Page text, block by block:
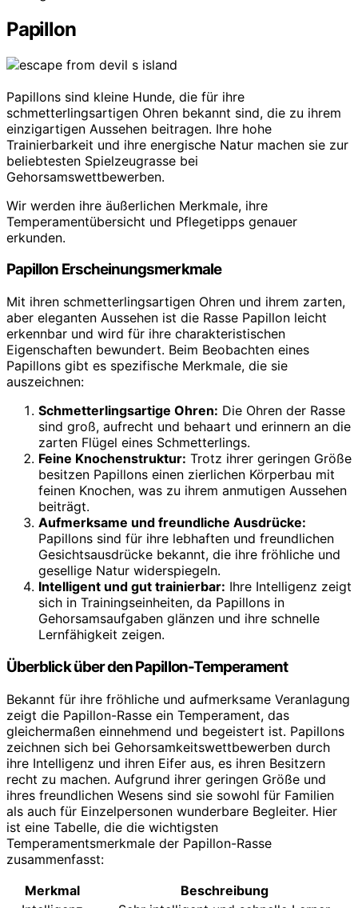
Papillon
Papillons sind kleine Hunde, die für ihre
schmetterlingsartigen Ohren bekannt sind, die zu ihrem
einzigartigen Aussehen beitragen. Ihre hohe
Trainierbarkeit und ihre energische Natur machen sie zur
beliebtesten Spielzeugrasse bei
Gehorsamswettbewerben.
Wir werden ihre äußerlichen Merkmale, ihre
Temperamentübersicht und Pflegetipps genauer
erkunden.
Papillon Erscheinungsmerkmale
Mit ihren schmetterlingsartigen Ohren und ihrem zarten,
aber eleganten Aussehen ist die Rasse Papillon leicht
erkennbar und wird für ihre charakteristischen
Eigenschaften bewundert. Beim Beobachten eines
Papillons gibt es spezifische Merkmale, die sie
auszeichnen:
Schmetterlingsartige Ohren: Die Ohren der Rasse
sind groß, aufrecht und behaart und erinnern an die
zarten Flügel eines Schmetterlings.
Feine Knochenstruktur: Trotz ihrer geringen Größe
besitzen Papillons einen zierlichen Körperbau mit
feinen Knochen, was zu ihrem anmutigen Aussehen
beiträgt.
Aufmerksame und freundliche Ausdrücke:
Papillons sind für ihre lebhaften und freundlichen
Gesichtsausdrücke bekannt, die ihre fröhliche und
gesellige Natur widerspiegeln.
Intelligent und gut trainierbar: Ihre Intelligenz zeigt
sich in Trainingseinheiten, da Papillons in
Gehorsamsaufgaben glänzen und ihre schnelle
Lernfähigkeit zeigen.
Überblick über den Papillon-Temperament
Bekannt für ihre fröhliche und aufmerksame Veranlagung
zeigt die Papillon-Rasse ein Temperament, das
gleichermaßen einnehmend und begeistert ist. Papillons
zeichnen sich bei Gehorsamkeitswettbewerben durch
ihre Intelligenz und ihren Eifer aus, es ihren Besitzern
recht zu machen. Aufgrund ihrer geringen Größe und
ihres freundlichen Wesens sind sie sowohl für Familien
als auch für Einzelpersonen wunderbare Begleiter. Hier
ist eine Tabelle, die die wichtigsten
Temperamentsmerkmale der Papillon-Rasse
zusammenfasst:
Merkmal
Beschreibung